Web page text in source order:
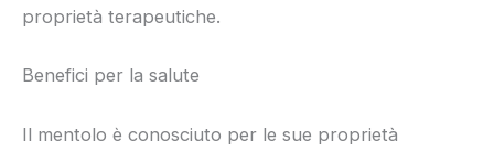
proprietà terapeutiche.
Benefici per la salute
Il mentolo è conosciuto per le sue proprietà